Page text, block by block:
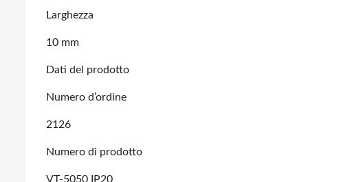
Larghezza
10 mm
Dati del prodotto
Numero d’ordine
2126
Numero di prodotto
VT-5050 IP20